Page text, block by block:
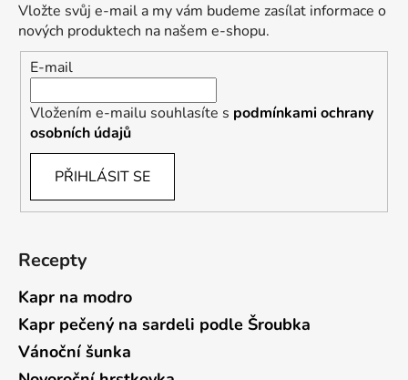
Vložte svůj e-mail a my vám budeme zasílat informace o
nových produktech na našem e-shopu.
E-mail
Vložením e-mailu souhlasíte s podmínkami ochrany
osobních údajů
PŘIHLÁSIT SE
Recepty
Kapr na modro
Kapr pečený na sardeli podle Šroubka
Vánoční šunka